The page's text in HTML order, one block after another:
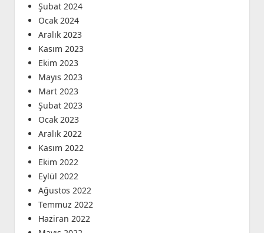
Şubat 2024
Ocak 2024
Aralık 2023
Kasım 2023
Ekim 2023
Mayıs 2023
Mart 2023
Şubat 2023
Ocak 2023
Aralık 2022
Kasım 2022
Ekim 2022
Eylül 2022
Ağustos 2022
Temmuz 2022
Haziran 2022